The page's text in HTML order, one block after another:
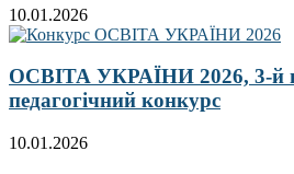
10.01.2026
ОСВІТА УКРАЇНИ 2026, 3-й
педагогічний конкурс
10.01.2026